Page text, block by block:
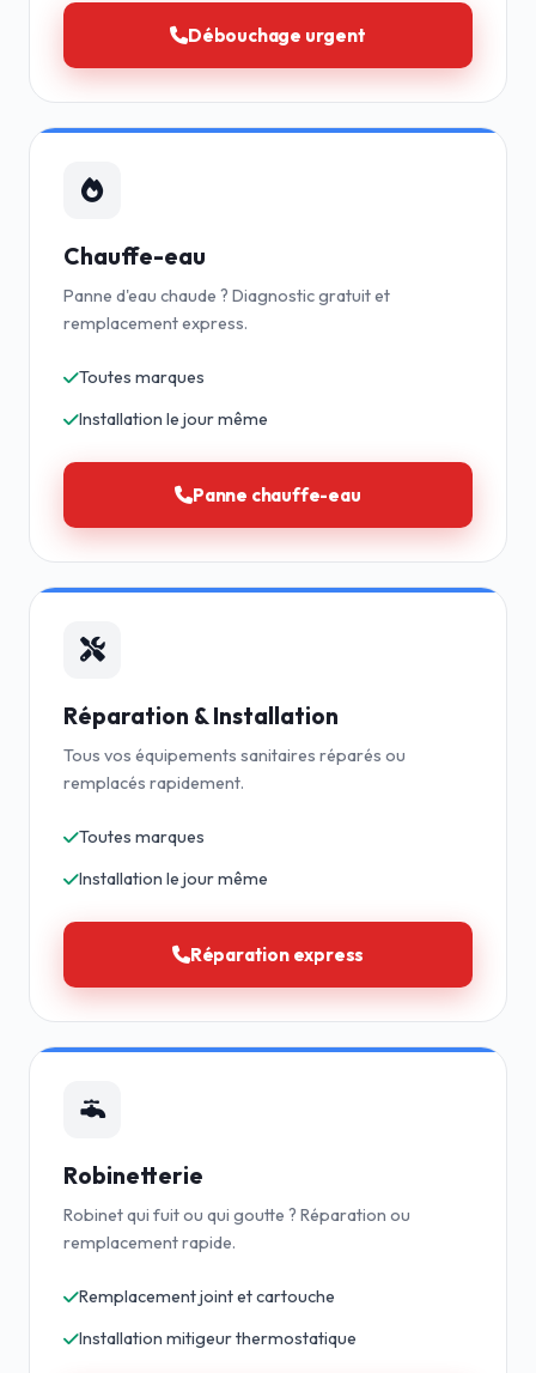
Débouchage urgent
Chauffe-eau
Panne d'eau chaude ? Diagnostic gratuit et
remplacement express.
Toutes marques
Installation le jour même
Panne chauffe-eau
Réparation & Installation
Tous vos équipements sanitaires réparés ou
remplacés rapidement.
Toutes marques
Installation le jour même
Réparation express
Robinetterie
Robinet qui fuit ou qui goutte ? Réparation ou
remplacement rapide.
Remplacement joint et cartouche
Installation mitigeur thermostatique